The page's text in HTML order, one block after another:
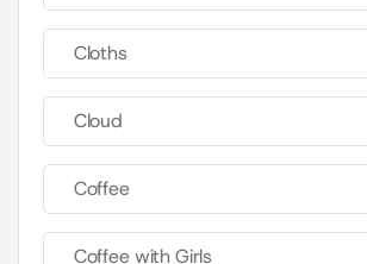
Cloths
Cloud
Coffee
Coffee with Girls